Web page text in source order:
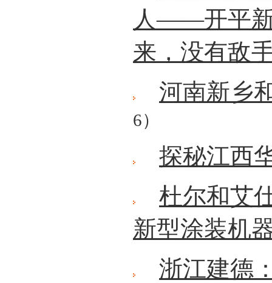
人——开平新
来，没有敌
河南新乡
6）
探秘江西
杜尔和艾
新型涂装机
浙江建德